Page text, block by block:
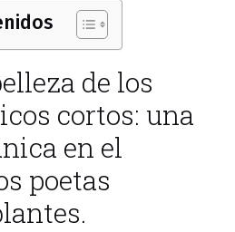
de los
cortos: una
en el
poetas